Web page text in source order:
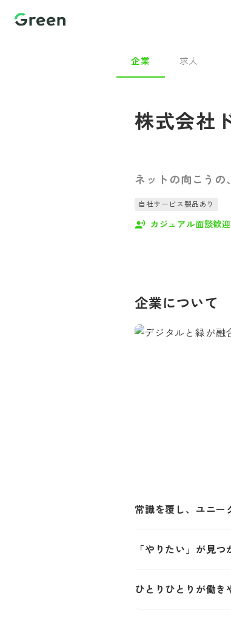
企業 求人
株式会社
ネットの向こうの
自社サービス製品あり
カジュアル面談歓迎
企業について
常識を覆し、ユニー
「やりたい」が見
ひとりひとりが働き